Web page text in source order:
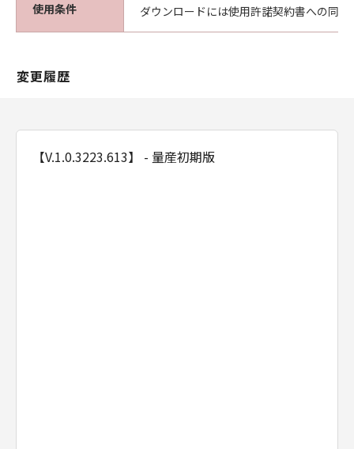
使用条件 ダウンロードには使用許諾契約書への同意
変更履歴
【V.1.0.3223.613】 - 量産初期版